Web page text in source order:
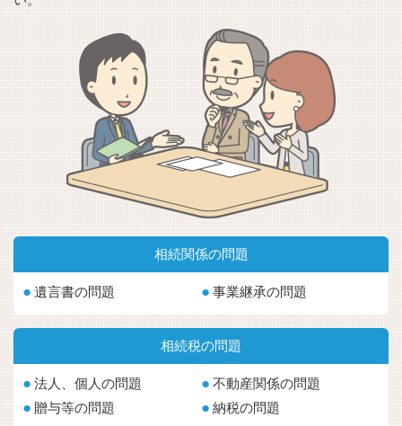
相続関係の問題
遺言書の問題 事業継承の問題
相続税の問題
法人、個人の問題
不動産関係の問題
贈与等の問題
納税の問題